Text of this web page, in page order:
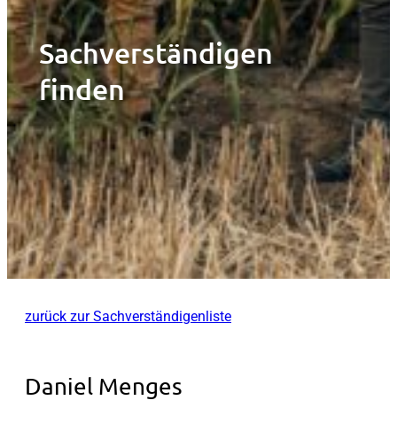
Sachverständigen
finden
zurück zur Sachverständigenliste
Daniel Menges